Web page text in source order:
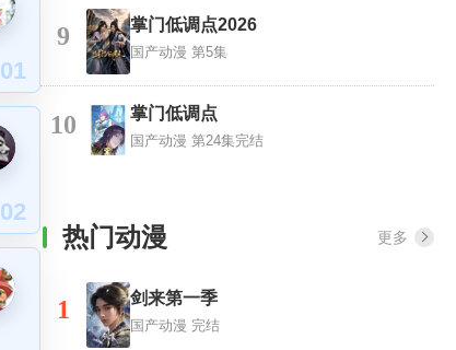
01
02
9 掌门低调点2026
国产动漫 第5集
10 掌门低调点
国产动漫 第24集完结
热门动漫 更多
1 剑来第一季
国产动漫 完结